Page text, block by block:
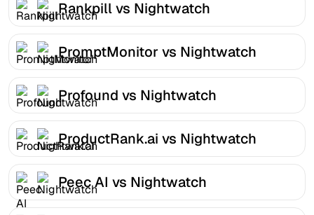
Rankpill vs Nightwatch
PromptMonitor vs Nightwatch
Profound vs Nightwatch
ProductRank.ai vs Nightwatch
Peec AI vs Nightwatch